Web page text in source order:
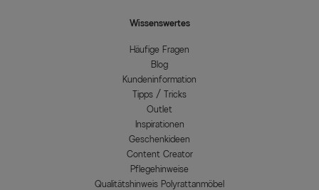
Wissenswertes
Häufige Fragen
Blog
Kundeninformation
Tipps / Tricks
Outlet
Inspirationen
Geschenkideen
Content Creator
Pflegehinweise
Qualitätshinweis Polyrattanmöbel